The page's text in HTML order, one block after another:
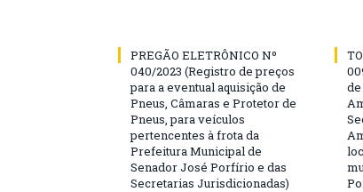
PREGÃO ELETRÔNICO Nº
040/2023 (Registro de preços
para a eventual aquisição de
Pneus, Câmaras e Protetor de
Pneus, para veículos
pertencentes à frota da
Prefeitura Municipal de
Senador José Porfírio e das
Secretarias Jurisdicionadas)